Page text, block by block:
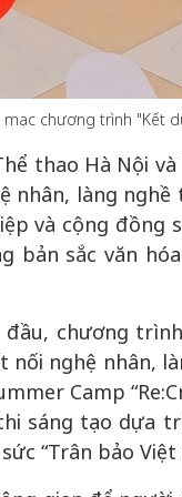
mạc chương trình "Kết
thao Hà Nội
nhân, làng
và cộng đồng
bản sắc văn
chương
nối nghệ nhân,
Camp
sáng tạo dựa
“Trân bảo Việt
Nam gia
Khơi
văn hóa,
thế kiến
Hội nhập